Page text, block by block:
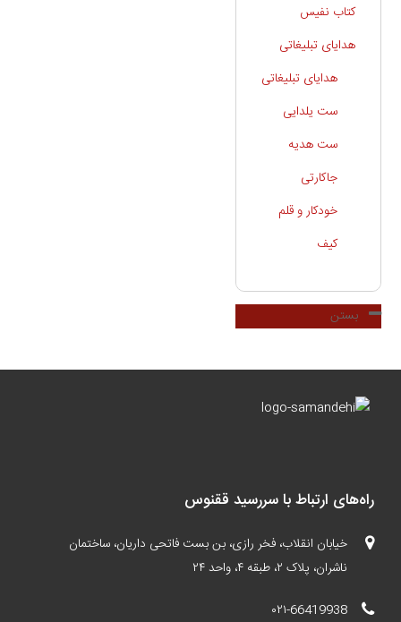
کتاب نفیس
هدایای تبلیغاتی
هدایای تبلیغاتی
ست یلدایی
ست هدیه
جاکارتی
خودکار و قلم
کیف
بستن
راه‌های ارتباط با سررسید ققنوس
خیابان انقلاب، فخر رازی، بن بست فاتحی داریان، ساختمان
ناشران، پلاک ۲، طبقه ۴، واحد ۲۴
۰۲۱-66419938